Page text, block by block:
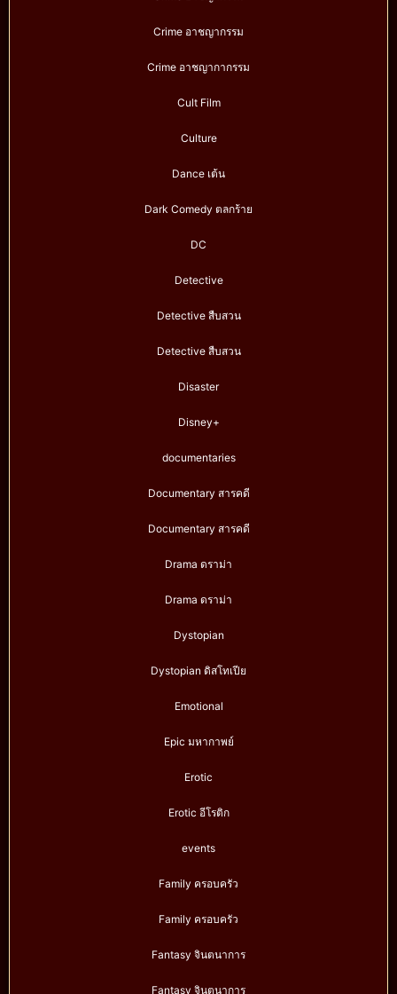
Crime อาชญากรรม
Crime อาชญากากรรม
Cult Film
Culture
Dance เต้น
Dark Comedy ตลกร้าย
DC
Detective
Detective สืบสวน
Detective สืบสวน
Disaster
Disney+
documentaries
Documentary สารคดี
Documentary สารคดี
Drama ดราม่า
Drama ดราม่า
Dystopian
Dystopian ดิสโทเปีย
Emotional
Epic มหากาพย์
Erotic
Erotic อีโรติก
events
Family ครอบครัว
Family ครอบครัว
Fantasy จินตนาการ
Fantasy จินตนาการ